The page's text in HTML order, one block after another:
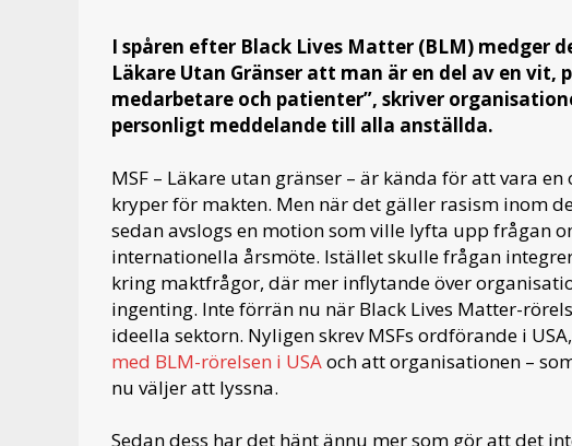
I spåren efter Black Lives Matter (BLM) medger
Läkare Utan Gränser att man är en del av en
medarbetare och patienter”, skriver
personligt meddelande till alla anställda.
MSF – Läkare utan gränser – är kända för att vara
kryper för makten. Men när det gäller rasism inom
sedan avslogs en motion som ville lyfta upp frågan
internationella årsmöte. Istället skulle frågan
kring maktfrågor, där mer inflytande över
ingenting. Inte förrän nu när Black Lives Matter-
ideella sektorn. Nyligen skrev MSFs ordförande i
med BLM-rörelsen i USAoch att organisationen –
nu väljer att lyssna.
Sedan dess har det hänt ännu mer som gör att det